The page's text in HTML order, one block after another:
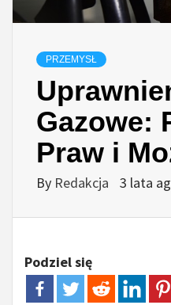
PRZEMYSŁ
Gazowe:
Praw i
By Redakcja 3 lata
Podziel się